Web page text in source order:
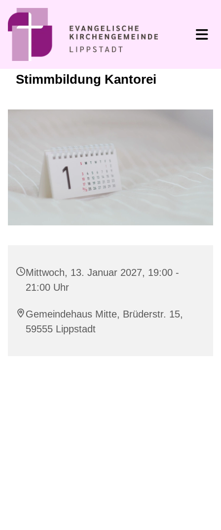
Stimmbildung Kantorei
Mittwoch, 13. Januar 2027, 19:00 -
21:00 Uhr
Gemeindehaus Mitte, Brüderstr. 15,
59555 Lippstadt